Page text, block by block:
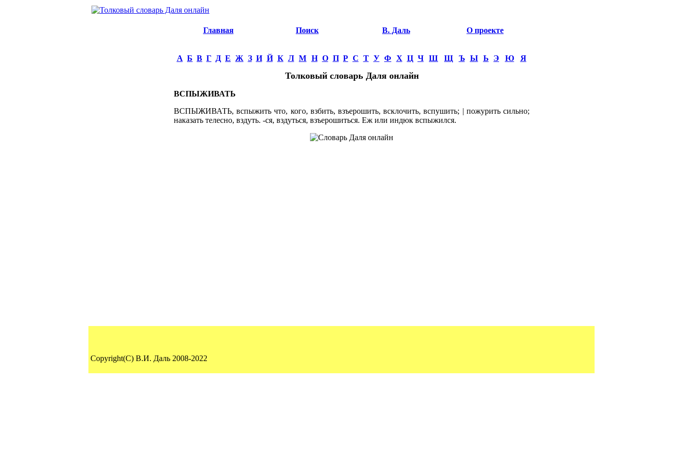
Главная Поиск В. Даль О проекте
А Б В Г Д Е Ж З И Й К Л М Н О П Р С Т У Ф Х Ц Ч Ш Щ Ъ Ы Ь Э Ю Я
Толковый словарь Даля онлайн
ВСПЫЖИВАТЬ
ВСПЫЖИВАТЬ, вспыжить что, кого, взбить, взъерошить, всклочить, вспушить; | пожурить сильно;
наказать телесно, вздуть. -ся, вздуться, взъерошиться. Еж или индюк вспыжился.
Copyright(C) В.И. Даль 2008-2022